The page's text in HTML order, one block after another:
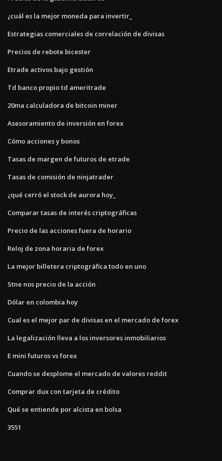
¿cuál es la mejor moneda para invertir_
Estrategias comerciales de correlación de divisas
Precios de rebote bicester
Etrade activos bajo gestión
Td banco propio td ameritrade
20ma calculadora de bitcoin miner
Asesoramiento de inversión en forex
Cómo acciones y bonos
Tasas de margen de futuros de etrade
Tasas de comisión de ninjatrader
¿qué cerró el stock de aurora hoy_
Comparar tasas de interés criptográficas
Precio de las acciones fuera de horario
Reloj de zona horaria de forex
La mejor billetera criptográfica todo en uno
Stne nos precio de la acción
Dólar en colombia hoy
Cual es el mejor par de divisas en el mercado de forex
La legalización lleva a los inversores inmobiliarios
E mini futuros vs forex
Cuando se desplome el mercado de valores reddit
Comprar dux con tarjeta de crédito
Qué se entiende por alcista en bolsa
3551